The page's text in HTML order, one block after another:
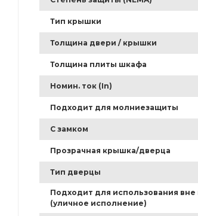
Тип крышки
Толщина двери / крышки
Толщина плиты шкафа
Номин. ток (In)
Подходит для молниезащиты
С замком
Прозрачная крышка/дверца
Тип дверцы
Подходит для использования
(уличное исполнение)